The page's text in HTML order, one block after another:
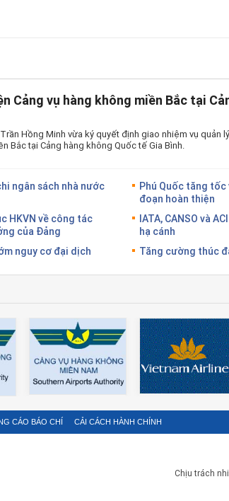
Cảng vụ hàng không miền Bắc tại
Hồng Minh vừa ký quyết định giao nhiệm vụ quản
Bắc tại Cảng hàng không Quốc tế Gia Bình.
ngân sách nhà nước
HKVN về công tác
của Đảng
nguy cơ đại dịch
Phú Quốc tăng tốc
đoạn hoàn thiện
IATA, CANSO và
hạ cánh
Tăng cường thúc
CÁO BÁO CHÍ CẢI CÁCH HÀNH CHÍNH
Chịu trách